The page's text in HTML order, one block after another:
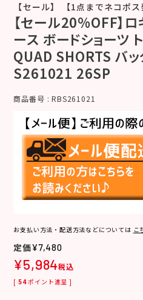
【セール】 【1点までネコポス
【セール20%OFF】
ース ボードショーツ
QUAD SHORTS バ
S261021 26SP
商品番号 RBS261021
お支払い方法・配送方法などについては こ
¥7,480
¥5,984税込
[ 54ポイント進呈 ]